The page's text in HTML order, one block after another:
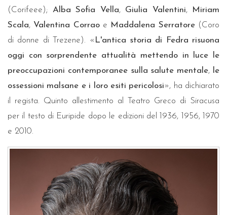
(Corifeee); Alba Sofia Vella, Giulia Valentini,
Miriam
Scala, Valentina Corraoe Maddalena Serratore(Coro
di donne di Trezene). « L'antica storia di Fedra risuona
oggi con sorprendente attualità mettendo in luce le
preoccupazioni contemporanee sulla salute mentale,
le
ossessioni malsane e i loro esiti pericolosi», ha dichiarato
il regista. Quinto allestimento al Teatro Greco di Siracusa
per il testo di Euripide dopo le edizioni del 1936, 1956, 1970
e 2010.